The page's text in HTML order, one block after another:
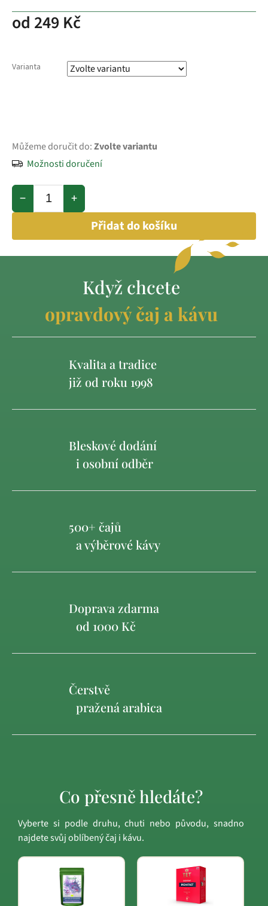
od 249 Kč
Varianta
Můžeme doručit do:Zvolte variantu
Možnosti doručení
+
−
Přidat do košíku
Když chcete
opravdový čaj a kávu
Kvalita a tradice
již od roku 1998
Bleskové dodání
i osobní odběr
500+ čajů
a výběrové kávy
Doprava zdarma
od 1000 Kč
Čerstvě
pražená arabica
Co přesně hledáte?
Vyberte si podle druhu, chuti nebo původu, snadno
najdete svůj oblíbený čaj i kávu.